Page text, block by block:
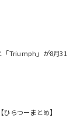
「Triumph」が8月31
らつーまとめ】